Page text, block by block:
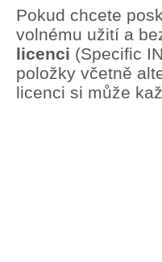
Pokud chcete
volnému užití a
licenci (Specific
položky včetně
licenci si může